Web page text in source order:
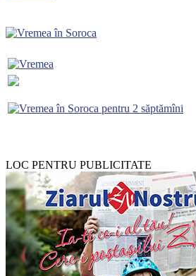
LOC PENTRU PUBLICITATE